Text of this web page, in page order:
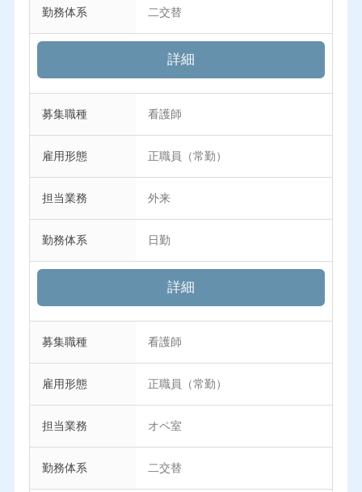
勤務体系 二交替
詳細
募集職種 看護師
雇用形態 正職員（常勤）
担当業務 外来
勤務体系 日勤
詳細
募集職種 看護師
雇用形態 正職員（常勤）
担当業務 オペ室
勤務体系 二交替